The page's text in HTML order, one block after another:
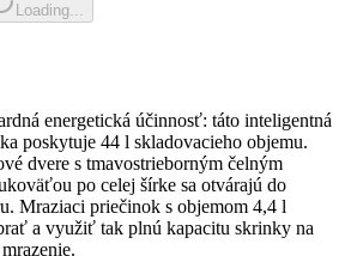
Loading...
energetická účinnosť: táto inteligentná
poskytuje 44 l skladovacieho objemu.
dvere s tmavostrieborným čelným
po celej šírke sa otvárajú do
Mraziaci priečinok s objemom 4,4 l
a využiť tak plnú kapacitu skrinky na